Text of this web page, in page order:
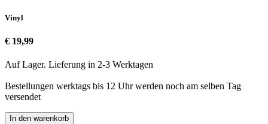
Vinyl
€ 19,99
Auf Lager. Lieferung in 2-3 Werktagen
Bestellungen werktags bis 12 Uhr werden noch am selben Tag
versendet
In den warenkorb